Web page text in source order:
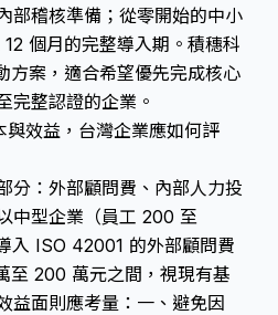
部稽核準備；從零開始的中小
個月的完整導入期。積穗科
方案，適合希望優先完成核心
完整認證的企業。
效益，台灣企業應如何評
分：外部顧問費、內部人力投
中型企業（員工 200 至
入 ISO 42001 的外部顧問費
至 200 萬元之間，視現有基
益面則應考量：一、避免因